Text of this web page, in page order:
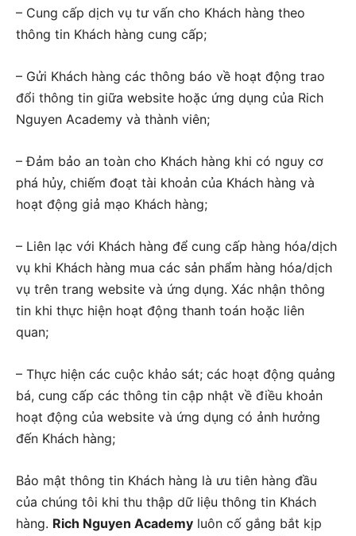
– Cung cấp dịch vụ tư vấn cho Khách hàng theo
thông tin Khách hàng cung cấp;
– Gửi Khách hàng các thông báo về hoạt động trao
đổi thông tin giữa website hoặc ứng dụng của Rich
Nguyen Academy và thành viên;
– Đảm bảo an toàn cho Khách hàng khi có nguy cơ
phá hủy, chiếm đoạt tài khoản của Khách hàng và
hoạt động giả mạo Khách hàng;
– Liên lạc với Khách hàng để cung cấp hàng hóa/dịch
vụ khi Khách hàng mua các sản phẩm hàng hóa/dịch
vụ trên trang website và ứng dụng. Xác nhận thông
tin khi thực hiện hoạt động thanh toán hoặc liên
quan;
– Thực hiện các cuộc khảo sát; các hoạt động quảng
bá, cung cấp các thông tin cập nhật về điều khoản
hoạt động của website và ứng dụng có ảnh hưởng
đến Khách hàng;
Bảo mật thông tin Khách hàng là ưu tiên hàng đầu
của chúng tôi khi thu thập dữ liệu thông tin Khách
hàng. Rich Nguyen Academy luôn cố gắng bắt kịp